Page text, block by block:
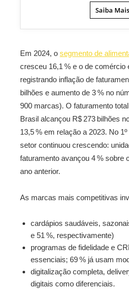
Saiba Mais
Em 2024, o segmento de
cresceu 16,1 % e o de comércio
registrando inflação de
bilhões e aumento de 3 % no
900 marcas). O faturamento
Brasil alcançou R$ 273 bilhões
13,5 % em relação a 2023. No
setor continuou crescendo:
faturamento avançou 4 % sobre
ano anterior.
As marcas mais competitivas
cardápios saudáveis,
e 51 %, respectivamente)
programas de fidelidade e
essenciais; 69 % já usam
digitalização completa,
digitais como diferenciais.